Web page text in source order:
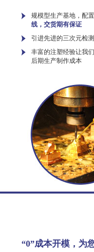
规模型生产基地，配
线，交货期有保证
引进先进的三次元检
丰富的注塑经验让我
后期生产制作成本
“0”成本开模，为